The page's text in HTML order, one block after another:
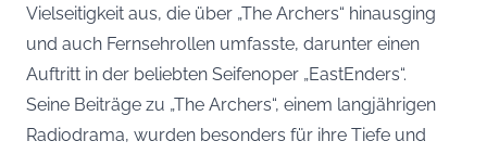
Vielseitigkeit aus, die über „The Archers“ hinausging
und auch Fernsehrollen umfasste, darunter einen
Auftritt in der beliebten Seifenoper „EastEnders“.
Seine Beiträge zu „The Archers“, einem langjährigen
Radiodrama, wurden besonders für ihre Tiefe und